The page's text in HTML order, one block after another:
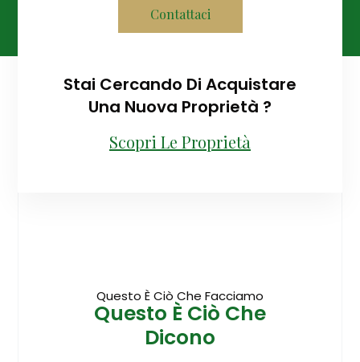
Contattaci
Stai Cercando Di Acquistare
Una Nuova Proprietà ?
Scopri Le Proprietà
Questo È Ciò Che Facciamo
Questo È Ciò Che
Dicono